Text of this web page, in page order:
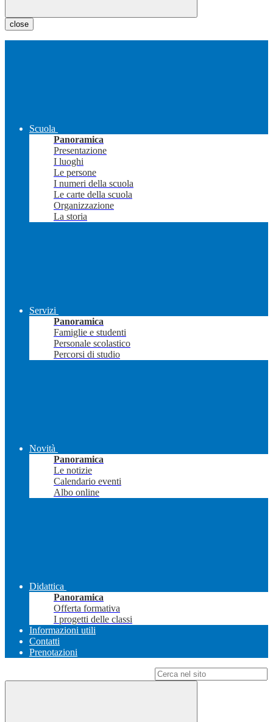
close
Scuola
Panoramica
Presentazione
I luoghi
Le persone
I numeri della scuola
Le carte della scuola
Organizzazione
La storia
Servizi
Panoramica
Famiglie e studenti
Personale scolastico
Percorsi di studio
Novità
Panoramica
Le notizie
Calendario eventi
Albo online
Didattica
Panoramica
Offerta formativa
I progetti delle classi
Informazioni utili
Contatti
Prenotazioni